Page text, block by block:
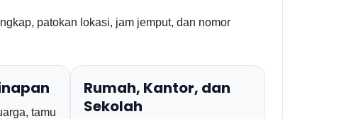
patokan lokasi, jam jemput, dan nomor
tamu
Rumah, Kantor, dan
Sekolah